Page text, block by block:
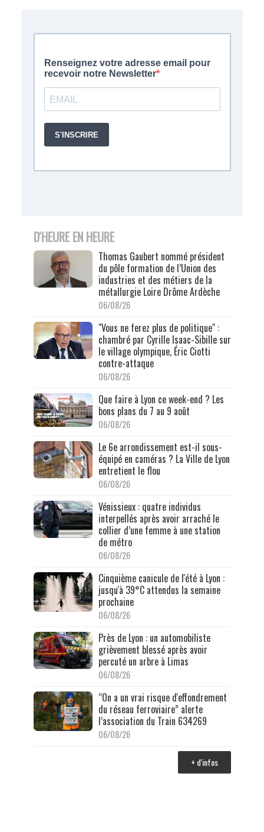
D'HEURE EN HEURE
Thomas Gaubert nommé président
du pôle formation de l’Union des
industries et des métiers de la
métallurgie Loire Drôme Ardèche
06/08/26
"Vous ne ferez plus de politique" :
chambré par Cyrille Isaac-Sibille sur
le village olympique, Éric Ciotti
contre-attaque
06/08/26
Que faire à Lyon ce week-end ? Les
bons plans du 7 au 9 août
06/08/26
Le 6e arrondissement est-il sous-
équipé en caméras ? La Ville de Lyon
entretient le flou
06/08/26
Vénissieux : quatre individus
interpellés après avoir arraché le
collier d’une femme à une station
de métro
06/08/26
Cinquième canicule de l'été à Lyon :
jusqu'à 39°C attendus la semaine
prochaine
06/08/26
Près de Lyon : un automobiliste
grièvement blessé après avoir
percuté un arbre à Limas
06/08/26
“On a un vrai risque d'effondrement
du réseau ferroviaire” alerte
l’association du Train 634269
06/08/26
+ d'infos